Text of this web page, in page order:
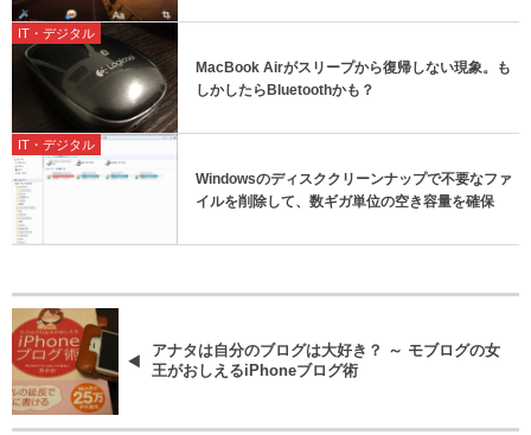
IT・デジタル
MacBook Airがスリープから復帰しない現象。も
しかしたらBluetoothかも？
IT・デジタル
Windowsのディスククリーンナップで不要なファ
イルを削除して、数ギガ単位の空き容量を確保
アナタは自分のブログは大好き？ ～ モブログの女
王がおしえるiPhoneブログ術